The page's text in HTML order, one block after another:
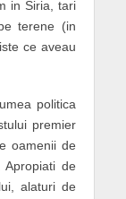
in Siria, tari
terene (in
ce aveau
politica
premier
oamenii de
Apropiati de
alaturi de